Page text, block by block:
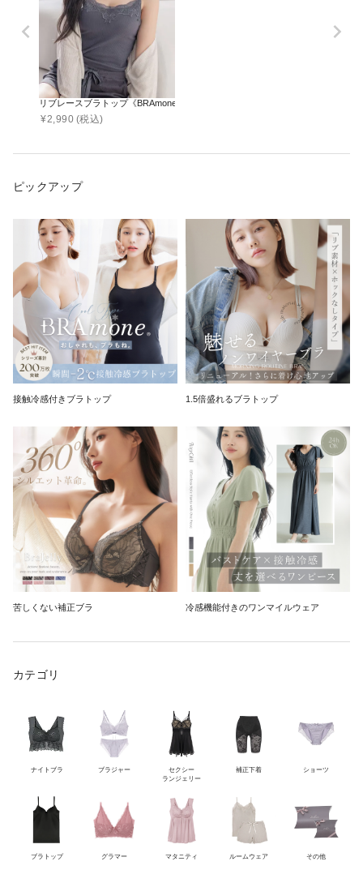
リブレースブラトップ《BRAmone Basic Natural》
¥2,990 (税込)
ピックアップ
接触冷感付きブラトップ 1.5倍盛れるブラトップ
苦しくない補正ブラ 冷感機能付きのワンマイルウェア
カテゴリ
ナイトブラ ブラジャー
セクシー
ランジェリー
補正下着 ショーツ
ブラトップ グラマー マタニティ ルームウェア その他